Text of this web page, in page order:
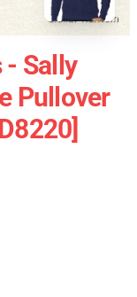
- Sally
Pullover